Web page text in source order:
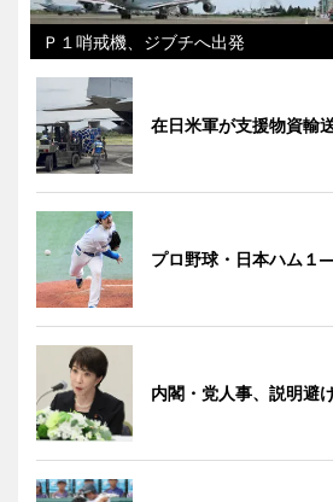
Ｐ１哨戒機、ジブチへ出発
在日米軍が支援物資輸
プロ野球・日本ハム１
内閣・党人事、説明避